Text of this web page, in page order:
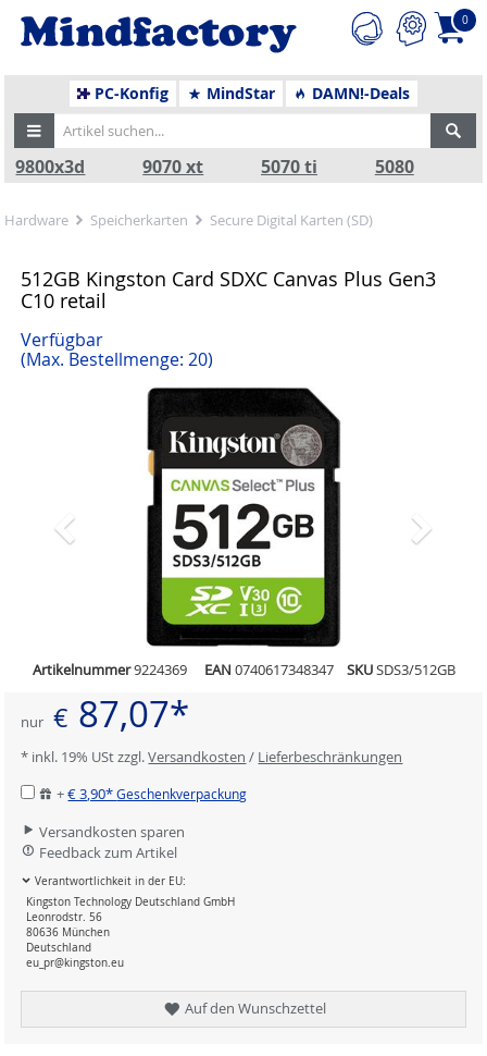
0
PC-Konfig MindStar DAMN!-Deals
9800x3d 9070 xt 5070 ti 5080
Hardware Speicherkarten Secure Digital Karten (SD)
512GB Kingston Card SDXC Canvas Plus Gen3
C10 retail
Verfügbar
(Max. Bestellmenge: 20)
Zurück
Artikelnummer9224369 EAN 0740617348347 SKUSDS3/512GB
nur € 87,07*
* inkl. 19% USt zzgl.Versandkosten / Lieferbeschränkungen
+€ 3,90*Geschenkverpackung
Versandkosten sparen
Feedback zum Artikel
Verantwortlichkeit in der EU:
Kingston Technology Deutschland GmbH
Leonrodstr. 56
80636 München
Deutschland
eu_pr@kingston.eu
Auf den Wunschzettel